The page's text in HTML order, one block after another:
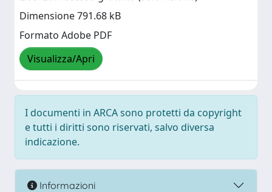
Dimensione 791.68 kB
Formato Adobe PDF
Visualizza/Apri
I documenti in ARCA sono protetti da copyright
e tutti i diritti sono riservati, salvo diversa
indicazione.
Informazioni